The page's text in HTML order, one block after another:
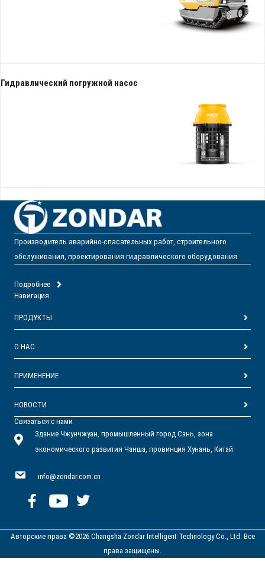
Гидравлический погружной насос
Производитель аварийно-спасательных работ, строительного
обслуживания, проектирования гидравлического оборудования
Подробнее
Навигация
ПРОДУКТЫ
О НАС
ПРИМЕНЕНИЕ
НОВОСТИ
Связаться с нами
Здание Чжунчжуан, промышленный город Сань, зона
экономического развития Чанша, провинция Хунань, Китай
info@zondar.com.cn
Авторские права ©2026 Changsha Zondar Intelligent Technology Co., Ltd. Все
права защищены.